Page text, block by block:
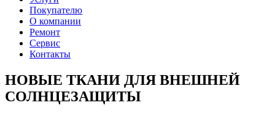
Покупателю
О компании
Ремонт
Сервис
Контакты
НОВЫЕ ТКАНИ ДЛЯ ВНЕШНЕЙ
СОЛНЦЕЗАЩИТЫ